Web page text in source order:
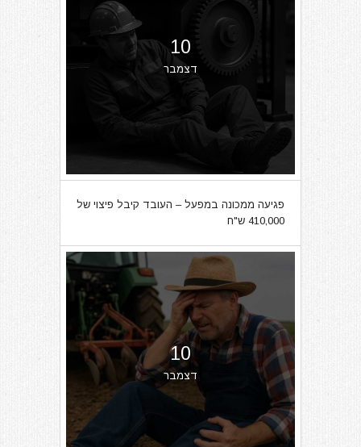
10
דצמבר
פגיעה ממכונה במפעל – העובד קיבל פיצוי של
410,000 ש"ח
10
דצמבר